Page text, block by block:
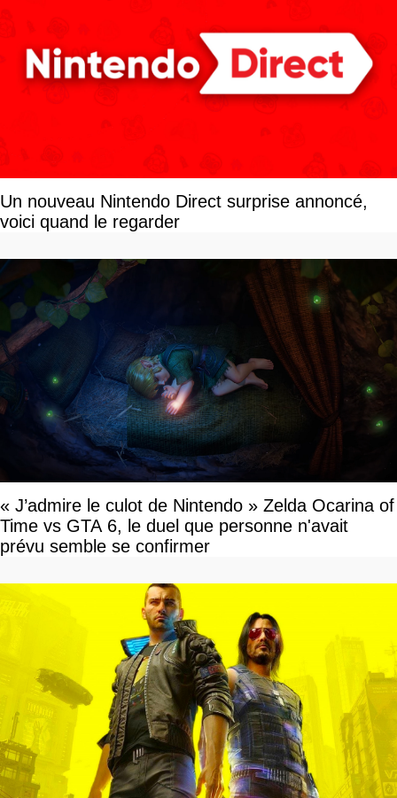
Un nouveau Nintendo Direct surprise annoncé,
voici quand le regarder
« J’admire le culot de Nintendo » Zelda Ocarina of
Time vs GTA 6, le duel que personne n'avait
prévu semble se confirmer